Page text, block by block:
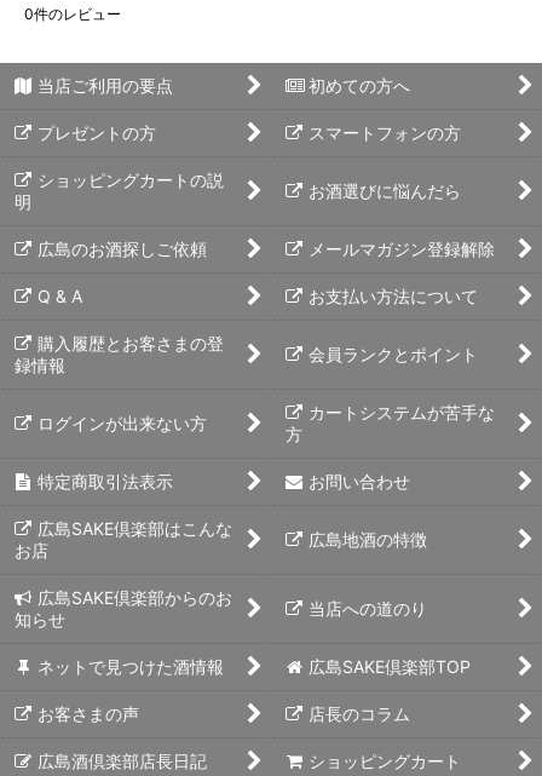
0件のレビュー
当店ご利用の要点 初めての方へ
プレゼントの方 スマートフォンの方
ショッピングカートの説
明
お酒選びに悩んだら
広島のお酒探しご依頼 メールマガジン登録解除
Q & A お支払い方法について
購入履歴とお客さまの登
録情報
会員ランクとポイント
ログインが出来ない方
カートシステムが苦手な
方
特定商取引法表示 お問い合わせ
広島SAKE倶楽部はこんな
お店
広島地酒の特徴
広島SAKE倶楽部からのお
知らせ
当店への道のり
ネットで見つけた酒情報 広島SAKE倶楽部TOP
お客さまの声 店長のコラム
広島酒倶楽部店長日記 ショッピングカート